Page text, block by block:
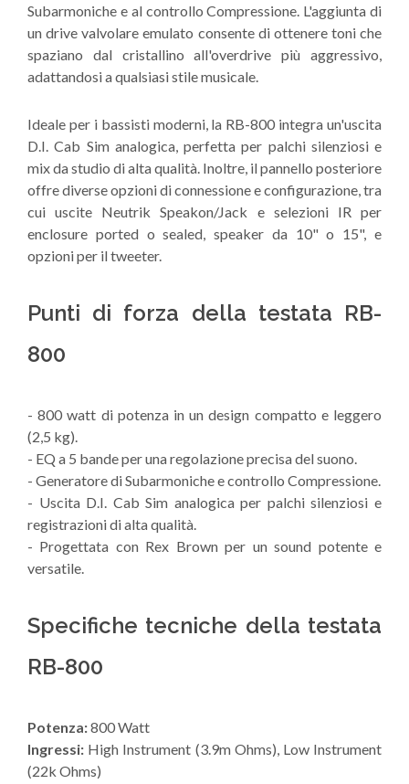
Subarmoniche e al controllo Compressione. L'aggiunta di
un drive valvolare emulato consente di ottenere toni che
spaziano dal cristallino all'overdrive più aggressivo,
adattandosi a qualsiasi stile musicale.
Ideale per i bassisti moderni, la RB-800 integra un'uscita
D.I. Cab Sim analogica, perfetta per palchi silenziosi e
mix da studio di alta qualità. Inoltre, il pannello posteriore
offre diverse opzioni di connessione e configurazione, tra
cui uscite Neutrik Speakon/Jack e selezioni IR per
enclosure ported o sealed, speaker da 10" o 15", e
opzioni per il tweeter.
Punti di forza della testata RB-
800
- 800 watt di potenza in un design compatto e leggero
(2,5 kg).
- EQ a 5 bande per una regolazione precisa del suono.
- Generatore di Subarmoniche e controllo Compressione.
- Uscita D.I. Cab Sim analogica per palchi silenziosi e
registrazioni di alta qualità.
- Progettata con Rex Brown per un sound potente e
versatile.
Specifiche tecniche della testata
RB-800
Potenza:800 Watt
Ingressi: High Instrument (3.9m Ohms), Low Instrument
(22k Ohms)